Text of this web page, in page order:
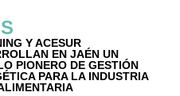
Y ACESUR
EN JAÉN UN
PIONERO DE GESTIÓN
PARA LA INDUSTRIA